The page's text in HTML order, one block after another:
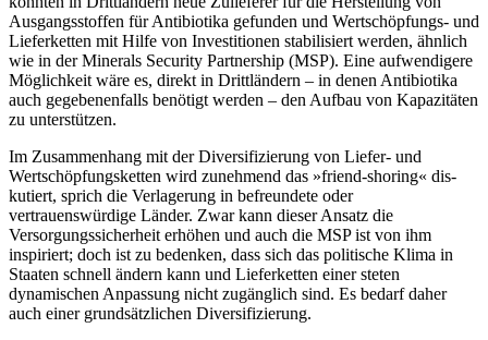
Ausgangsstoffen für Antibiotika gefunden und Wertschöpfungs- und
Lieferketten mit Hilfe von Investitionen stabilisiert werden, ähnlich
wie in der Minerals Security Partnership (MSP). Eine aufwendigere
Möglichkeit wäre es, direkt in Drittländern – in denen Antibiotika
auch gegebenenfalls benötigt werden – den Auf­bau von Kapazitäten
zu unterstützen.
Im Zusammenhang mit der Diversifizierung von Liefer- und
Wertschöpfungsketten wird zunehmend das »friend-shoring« dis­
kutiert, sprich die Verlagerung in befreundete oder
vertrauenswürdige Länder. Zwar kann dieser Ansatz die
Versorgungssicherheit erhöhen und auch die MSP ist von ihm
inspiriert; doch ist zu bedenken, dass sich das politische Klima in
Staaten schnell ändern kann und Lieferketten einer steten
dynamischen Anpassung nicht zugänglich sind. Es bedarf daher
auch einer grundsätzlichen Diversifizierung.